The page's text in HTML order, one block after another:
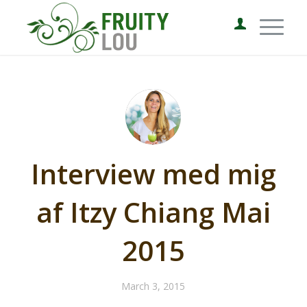
Interview med mig
af Itzy Chiang Mai
2015
March 3, 2015